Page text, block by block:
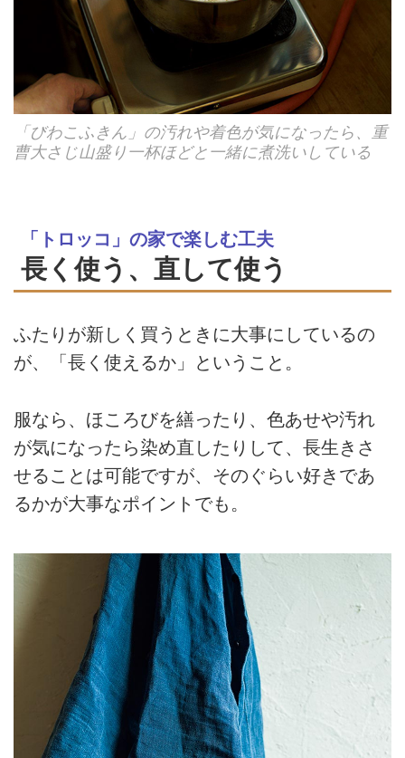
「びわこふきん」の汚れや着色が気になったら、重
曹大さじ山盛り一杯ほどと一緒に煮洗いしている
「トロッコ」の家で楽しむ工夫
長く使う、直して使う
ふたりが新しく買うときに大事にしているの
が、「長く使えるか」ということ。
服なら、ほころびを繕ったり、色あせや汚れ
が気になったら染め直したりして、長生きさ
せることは可能ですが、そのぐらい好きであ
るかが大事なポイントでも。